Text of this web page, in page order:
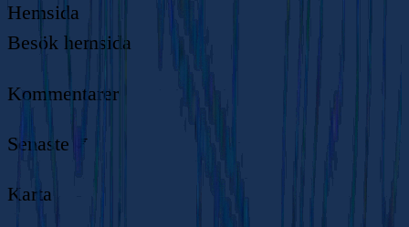
Hemsida
Besök hemsida
Kommentarer
Senaste
Karta